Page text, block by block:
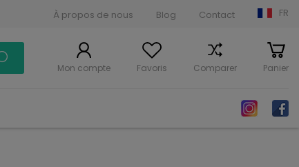
À propos de nous Blog Contact FR
Mon compte Favoris Comparer Panier